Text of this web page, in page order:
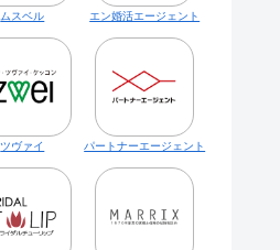
ムスベル エン婚活エージェント
ツヴァイ パートナーエージェント